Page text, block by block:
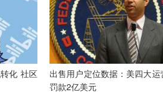
化 社区
出售用户定位数据：美四大
罚款2亿美元